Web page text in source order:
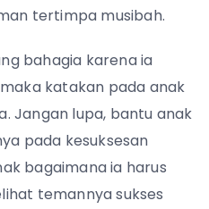
tertimpa musibah.
bahagia karena ia
katakan pada anak
Jangan lupa, bantu anak
pada kesuksesan
bagaimana ia harus
temannya sukses